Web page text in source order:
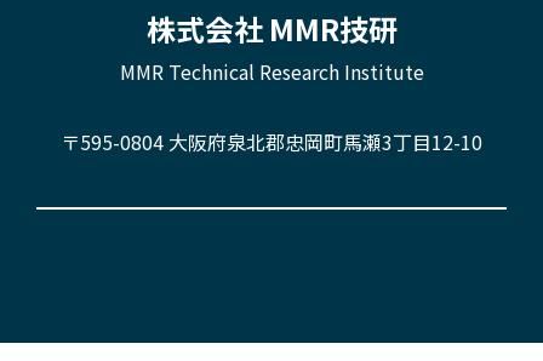
株式会社 MMR技研
MMR Technical Research Institute
〒595-0804 大阪府泉北郡忠岡町馬瀬3丁目12-10